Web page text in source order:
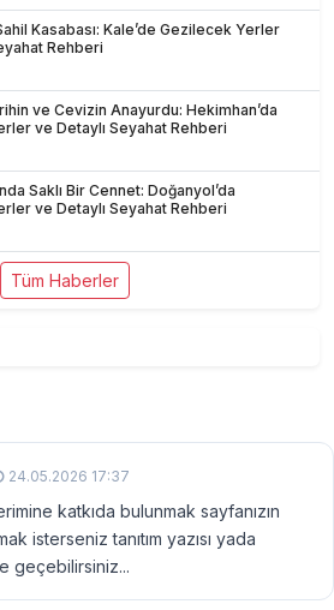
Kasabası: Kale’de Gezilecek Yerler
Rehberi
ve Cevizin Anayurdu: Hekimhan’da
ve Detaylı Seyahat Rehberi
Saklı Bir Cennet: Doğanyol’da
ve Detaylı Seyahat Rehberi
Tüm Haberler
24.05.2026 17:37
katkıda bulunmak sayfanızın
isterseniz tanıtım yazısı yada
geçebilirsiniz...